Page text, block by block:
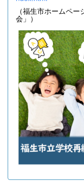
（福生市ホームペ
会」）